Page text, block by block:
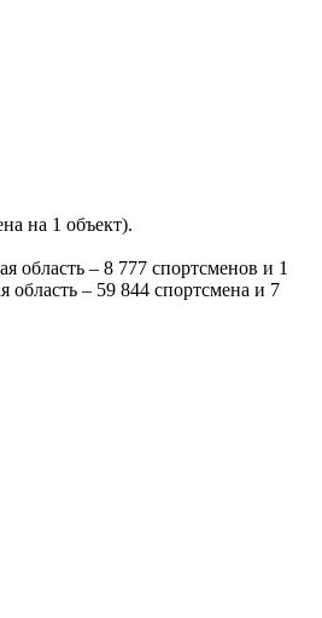
на 1 объект).
область – 8 777 спортсменов и 1
область – 59 844 спортсмена и 7